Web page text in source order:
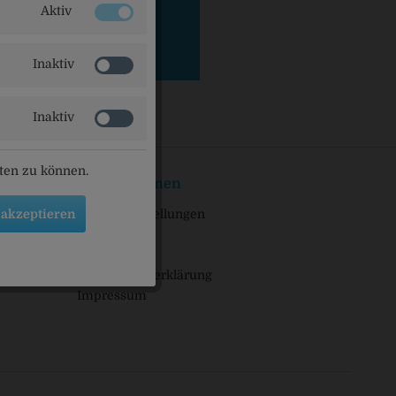
Informationen
Cookie-Einstellungen
Lieferanten
Datenschutzerklärung
Impressum
Aktiv
Inaktiv
Inaktiv
zu können.